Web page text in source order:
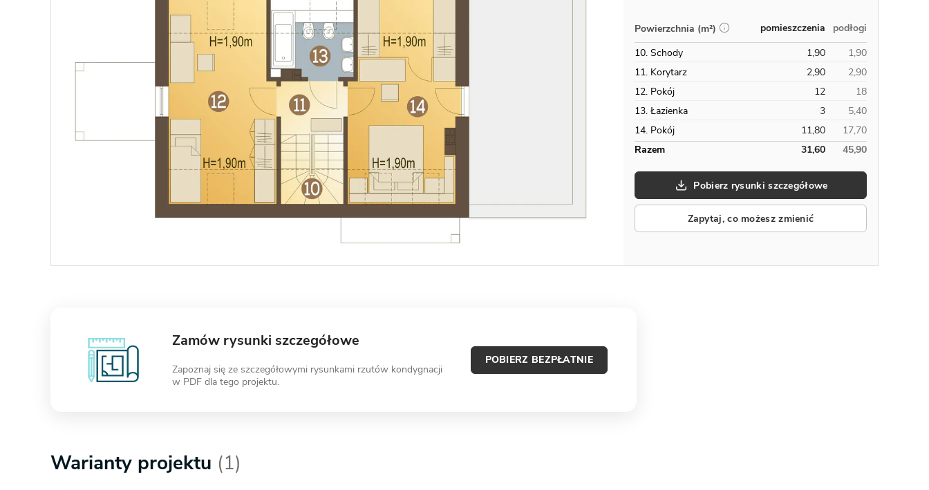
Powierzchnia (m²) pomieszczenia
podłogi
10. Schody
1,90
1,90
11. Korytarz
2,90
2,90
12. Pokój
12
18
13. Łazienka
3
5,40
14. Pokój
11,80
17,70
Razem
31,60 45,90
Pobierz rysunki szczegółowe
Zapytaj, co możesz zmienić
Zamów rysunki szczegółowe
Zapoznaj się ze szczegółowymi rysunkami rzutów kondygnacji
w PDF dla tego projektu.
POBIERZ BEZPŁATNIE
Warianty projektu (1)